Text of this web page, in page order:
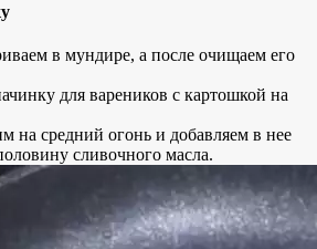
в мундире, а после очищаем его
на средний огонь и добавляем в нее
сливочного масла.